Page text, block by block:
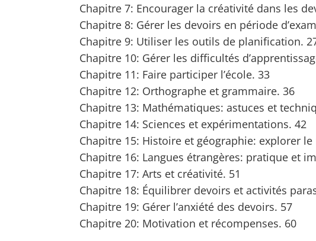
Chapitre 7: Encourager la créativité dans les
Chapitre 8: Gérer les devoirs en période
Chapitre 9: Utiliser les outils de planification.
Chapitre 10: Gérer les difficultés
Chapitre 11: Faire participer l’école. 33
Chapitre 12: Orthographe et grammaire. 36
Chapitre 13: Mathématiques: astuces et
Chapitre 14: Sciences et expérimentations. 42
Chapitre 15: Histoire et géographie: explorer
Chapitre 16: Langues étrangères: pratique et
Chapitre 17: Arts et créativité. 51
Chapitre 18: Équilibrer devoirs et activités
Chapitre 19: Gérer l’anxiété des devoirs. 57
Chapitre 20: Motivation et récompenses. 60